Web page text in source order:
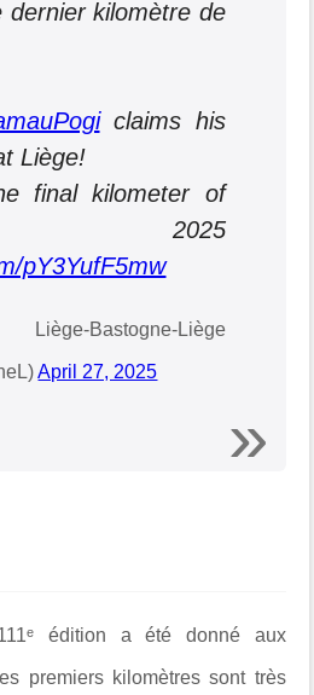
dernier kilomètre de
claims his
Liège!
final kilometer of
pY3YufF5mw
Liège
April 27, 2025
édition a été donné aux
premiers kilomètres sont très